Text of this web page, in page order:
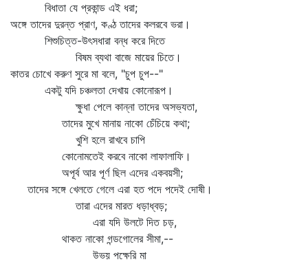
বিধাতা যে প্রকান্ড এই ধরা;
অঙ্গে তাদের দুরন্ত প্রাণ, কণ্ঠ তাদের কলরবে ভরা।
শিশুচিত্ত-উৎসধারা বন্ধ করে দিতে
বিষম ব্যথা বাজে মায়ের চিতে।
কাতর চোখে করুণ সুরে মা বলে, "চুপ চুপ--"
একটু যদি চঞ্চলতা দেখায় কোনোরূপ।
ক্ষুধা পেলে কান্না তাদের অসভ্যতা,
তাদের মুখে মানায় নাকো চেঁচিয়ে কথা;
খুশি হলে রাখবে চাপি
কোনোমতেই করবে নাকো লাফালাফি।
অপূর্ব আর পূর্ণ ছিল এদের একবয়সী;
তাদের সঙ্গে খেলতে গেলে এরা হত পদে পদেই দোষী।
তারা এদের মারত ধড়াধ্বড়;
এরা যদি উলটে দিত চড়,
থাকত নাকো গন্ডগোলের সীমা,--
উভয় পক্ষেরি মা